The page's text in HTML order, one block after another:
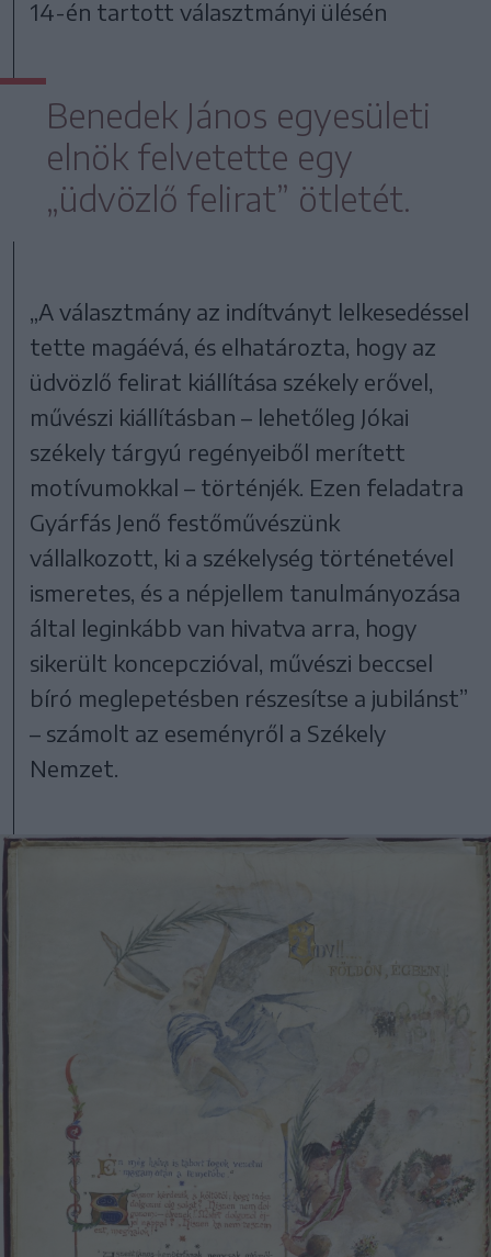
14-én tartott választmányi ülésén
Benedek János egyesületi
elnök felvetette egy
„üdvözlő felirat” ötletét.
„A választmány az indítványt lelkesedéssel
tette magáévá, és elhatározta, hogy az
üdvözlő felirat kiállítása székely erővel,
művészi kiállításban – lehetőleg Jókai
székely tárgyú regényeiből merített
motívumokkal – történjék. Ezen feladatra
Gyárfás Jenő festőművészünk
vállalkozott, ki a székelység történetével
ismeretes, és a népjellem tanulmányozása
által leginkább van hivatva arra, hogy
sikerült koncepczióval, művészi beccsel
bíró meglepetésben részesítse a jubilánst”
– számolt az eseményről a Székely
Nemzet.